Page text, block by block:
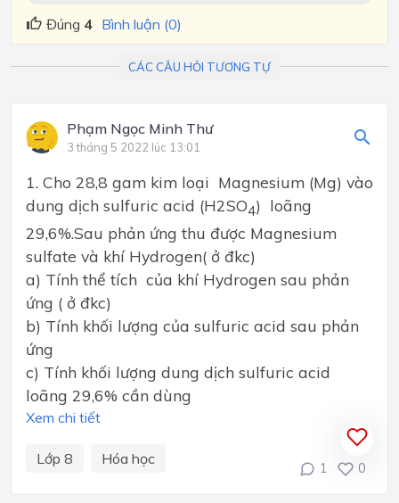
Đúng 4 Bình luận (0)
CÁC CÂU HỎI TƯƠNG TỰ
Phạm Ngọc Minh Thư
3 tháng 5 2022 lúc 13:01
1. Cho 28,8 gam kim loại Magnesium (Mg) vào
dung dịch sulfuric acid (H2SO4) loãng
29,6%.Sau phản ứng thu được Magnesium
sulfate và khí Hydrogen( ở đkc)
a) Tính thể tích của khí Hydrogen sau phản
ứng ( ở đkc)
b) Tính khối lượng của sulfuric acid sau phản
ứng
c) Tính khối lượng dung dịch sulfuric acid
loãng 29,6% cần dùng
Xem chi tiết
Lớp 8 Hóa học
1 0